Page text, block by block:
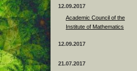
12.09.2017
Academic Council of the
Institute of Mathematics
12.09.2017
21.07.2017